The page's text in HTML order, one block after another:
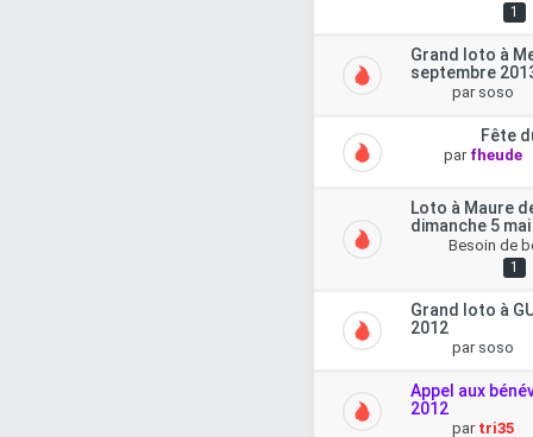
1
Grand loto à
septembre
par soso
Fête
par fheude
Loto à Maure
dimanche 5
Besoin de
1
Grand loto à
2012
par soso
Appel aux
2012
par tri35